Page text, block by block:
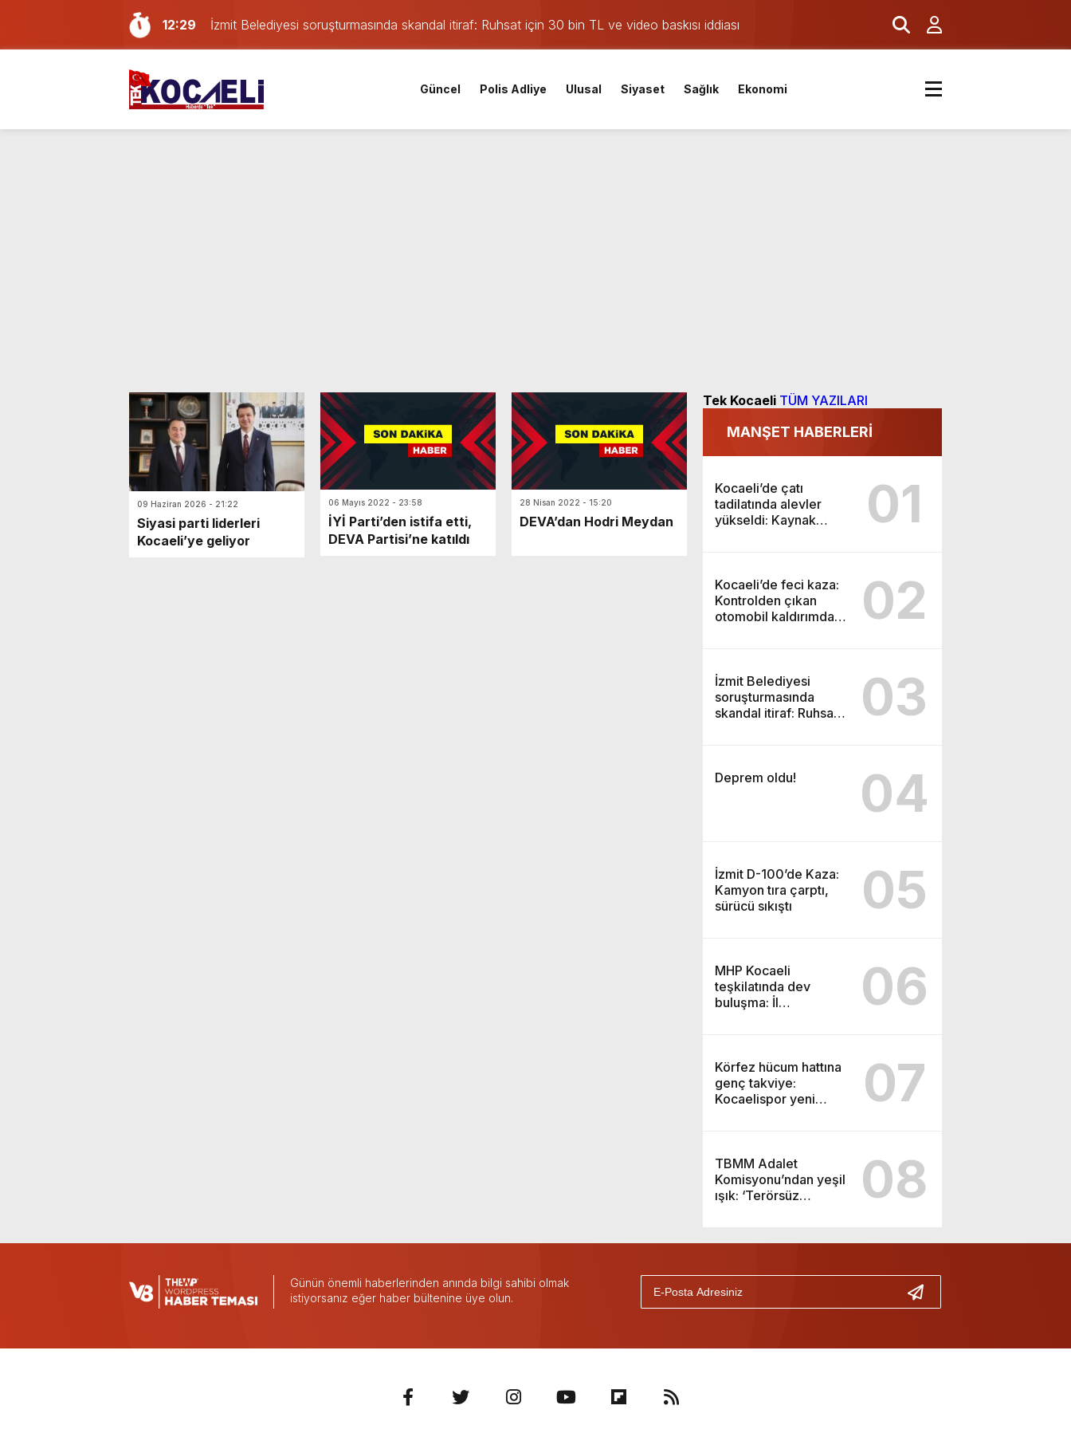
12:29
İzmit Belediyesi soruşturmasında skandal itiraf: Ruhsat için 30 bin TL ve video baskısı iddiası
12:21
Deprem oldu!
12:09
İzmit D-100’de Kaza: Kamyon tıra çarptı, sürücü sıkıştı
11:38
MHP Kocaeli teşkilatında dev buluşma: İl kongresinin tarihi ve yeri açıklandı
11:02
Körfez hücum hattına genç takviye: Kocaelispor yeni transferini duyurdu
Güncel Polis Adliye Ulusal Siyaset Sağlık Ekonomi
09 Haziran 2026 - 21:22
Siyasi parti liderleri
Kocaeli’ye geliyor
06 Mayıs 2022 - 23:58
İYİ Parti’den istifa etti,
DEVA Partisi’ne katıldı
28 Nisan 2022 - 15:20
DEVA’dan Hodri Meydan
Tek Kocaeli TÜM YAZILARI
MANŞET HABERLERİ
Kocaeli’de çatı
tadilatında alevler
yükseldi: Kaynak
01
Kocaeli’de feci kaza:
Kontrolden çıkan
otomobil kaldırımdaki
02
İzmit Belediyesi
soruşturmasında
skandal itiraf: Ruhsat
03
Deprem oldu! 04
İzmit D-100’de Kaza:
Kamyon tıra çarptı,
sürücü sıkıştı
05
MHP Kocaeli
teşkilatında dev
buluşma: İl
06
Körfez hücum hattına
genç takviye:
Kocaelispor yeni
07
TBMM Adalet
Komisyonu’ndan yeşil
ışık: ‘Terörsüz
08
Günün önemli haberlerinden anında bilgi sahibi olmak
istiyorsanız eğer haber bültenine üye olun.